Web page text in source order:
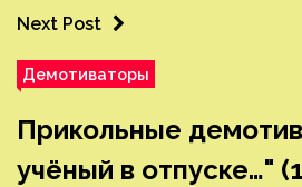
Next Post
Демотиваторы
Прикольные
учёный в отпуске…"